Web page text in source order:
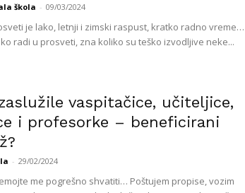
škola - 09/03/2024
je lako, letnji i zimski raspust, kratko radno vreme…
radi u prosveti, zna koliko su teško izvodljive neke...
vaspitačice, učiteljice,
i profesorke – beneficirani
- 29/02/2024
me pogrešno shvatiti… Poštujem propise, vozim